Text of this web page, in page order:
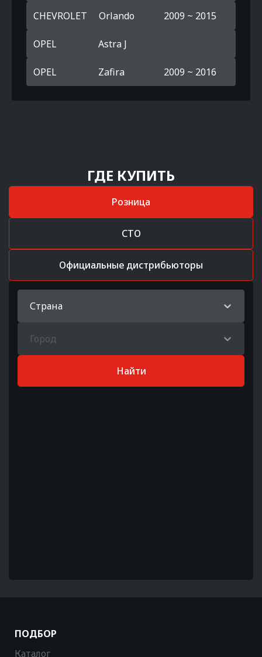
CHEVROLET Orlando 2009 ~ 2015
OPEL Astra J
OPEL Zafira 2009 ~ 2016
ГДЕ КУПИТЬ
Розница
СТО
Официальные дистрибьюторы
Страна
Город
Найти
ПОДБОР
Каталог